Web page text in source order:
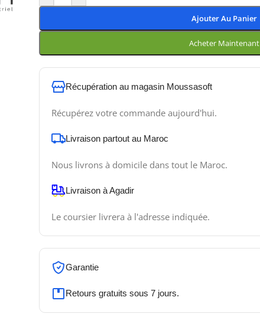
Ajouter Au Panier
Acheter Maintenant
Récupération au magasin Moussasoft
Récupérez votre commande aujourd'hui.
Livraison partout au Maroc
Nous livrons à domicile dans tout le Maroc.
Livraison à Agadir
Le coursier livrera à l'adresse indiquée.
Garantie
Retours gratuits sous 7 jours.